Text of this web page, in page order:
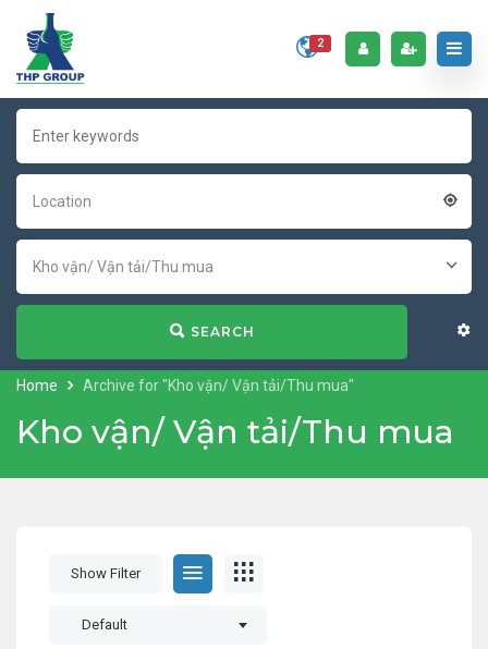
2
Location
Kho vận/ Vận tải/Thu mua
SEARCH
Home Archive for "Kho vận/ Vận tải/Thu mua"
Kho vận/ Vận tải/Thu mua
Show Filter
Default